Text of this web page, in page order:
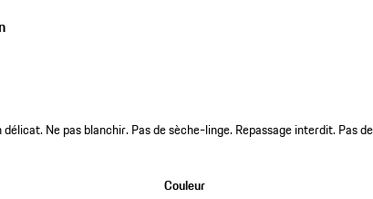
Ne pas blanchir. Pas de sèche-linge. Repassage interdit. Pas
Couleur